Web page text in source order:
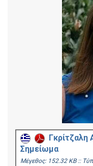
Γκρίτζαλη
Σημείωμα
Mέγεθος: 152.32 KB ::